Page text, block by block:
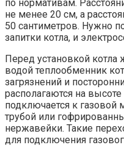
по нормативам.
не менее 20 см, а
50 сантиметров. Нужно
запитки котла, и
Перед установкой
водой теплообменник
загрязнений и
располагаются на
подключается к газовой
трубой или
нержавейки. Такие
для подключения